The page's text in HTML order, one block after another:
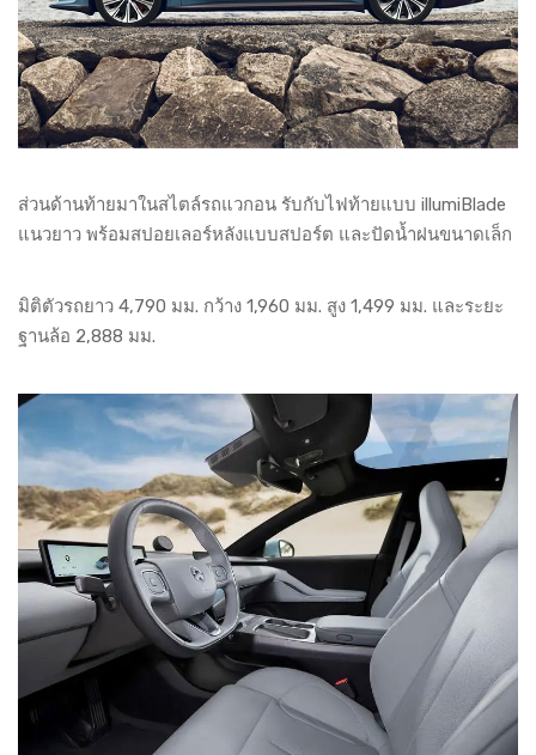
ส่วนด้านท้ายมาในสไตล์รถแวกอน รับกับไฟท้ายแบบ illumiBlade
แนวยาว พร้อมสปอยเลอร์หลังแบบสปอร์ต และปัดน้ำฝนขนาดเล็ก
มิติตัวรถยาว 4,790 มม. กว้าง 1,960 มม. สูง 1,499 มม. และระยะ
ฐานล้อ 2,888 มม.